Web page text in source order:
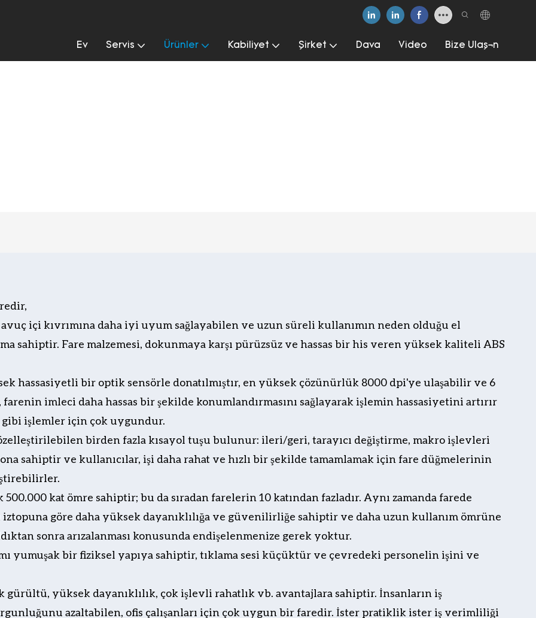
Ev Servis Ürünler Kabiliyet Şirket Dava Video Bize Ulaşın
içi kıvrımına daha iyi uyum sağlayabilen ve uzun süreli kullanımın neden olduğu el
sahiptir. Fare malzemesi, dokunmaya karşı pürüzsüz ve hassas bir his veren yüksek kaliteli ABS
hassasiyetli bir optik sensörle donatılmıştır, en yüksek çözünürlük 8000 dpi'ye ulaşabilir ve 6
imleci daha hassas bir şekilde konumlandırmasını sağlayarak işlemin hassasiyetini artırır
gibi işlemler için çok uygundur.
birden fazla kısayol tuşu bulunur: ileri/geri, tarayıcı değiştirme, makro işlevleri
sahiptir ve kullanıcılar, işi daha rahat ve hızlı bir şekilde tamamlamak için fare düğmelerinin
kat ömre sahiptir; bu da sıradan farelerin 10 katından fazladır. Aynı zamanda farede
göre daha yüksek dayanıklılığa ve güvenilirliğe sahiptir ve daha uzun kullanım ömrüne
sonra arızalanması konusunda endişelenmenize gerek yoktur.
yumuşak bir fiziksel yapıya sahiptir, tıklama sesi küçüktür ve çevredeki personelin işini ve
gürültü, yüksek dayanıklılık, çok işlevli rahatlık vb. avantajlara sahiptir. İnsanların iş
azaltabilen, ofis çalışanları için çok uygun bir faredir. İster pratiklik ister iş verimliliği